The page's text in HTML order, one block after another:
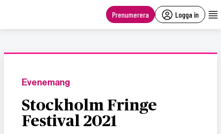
Prenumerera Logga in
Evenemang
Stockholm Fringe
Festival 2021